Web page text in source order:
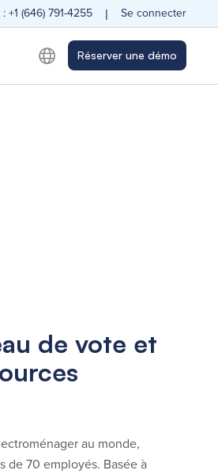
: +1 (646) 791-4255 | Se connecter
Réserver une démo
de vote et
au monde,
de 70 employés. Basée à